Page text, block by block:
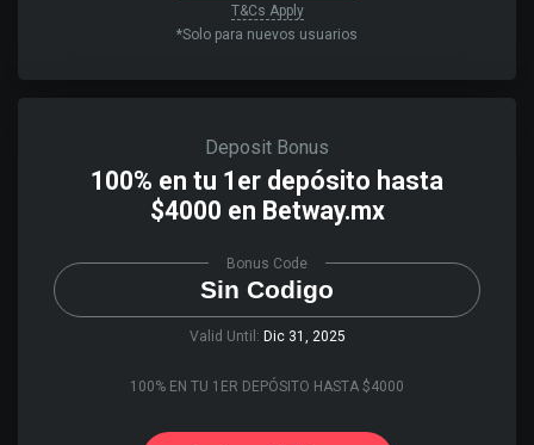
T&Cs Apply
*Solo para nuevos usuarios
Deposit Bonus
100% en tu 1er depósito hasta
$4000 en Betway.mx
Sin Codigo
Bonus Code
Valid Until: Dic 31, 2025
100% EN TU 1ER DEPÓSITO HASTA $4000